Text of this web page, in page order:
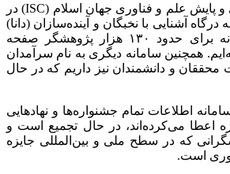
رئیس موسسه استنادی و پایش علم و فناوری جهان اسلام (ISC) در
آشنایی با نخبگان و آینده‌سازان (دانا)
گفت: ما در این سامانه برای حدود ۱۳۰ هزار پژوهشگر صفحه
همچنین سامانه دیگری به نام سرآمدان
محققان و دانشمندان نیز داریم که در حال
اطلاعات تمام جشنواره‌ها و نهادهایی
اعطا می‌کرده‌اند، در حال تجمیع است و
که در سطح ملی و بین‌المللی جایزه
است.